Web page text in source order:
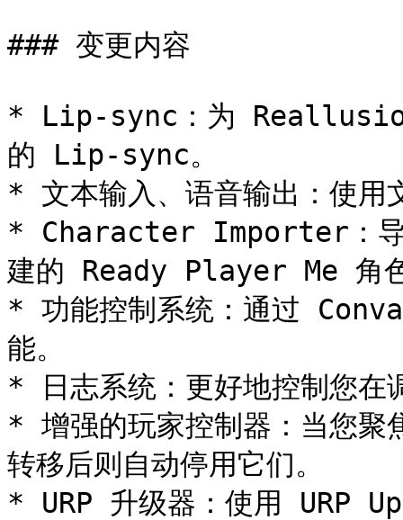
### 变更内容
* Lip-sync：为
的 Lip-sync。
* 文本输入、语音输出：使用
* Character Importer：
建的 Ready Player Me 角
* 功能控制系统：通过
能。
* 日志系统：更好地控制您
* 增强的玩家控制器：当您聚
转移后则自动停用它们。
* URP 升级器：使用 URP